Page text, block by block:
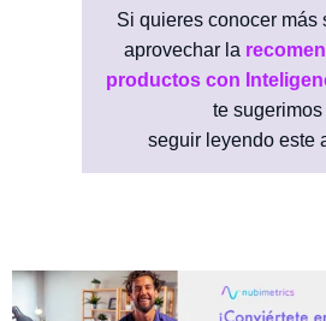
Si quieres conocer más
aprovechar la
productos con
te sugerimos
seguir leyendo este